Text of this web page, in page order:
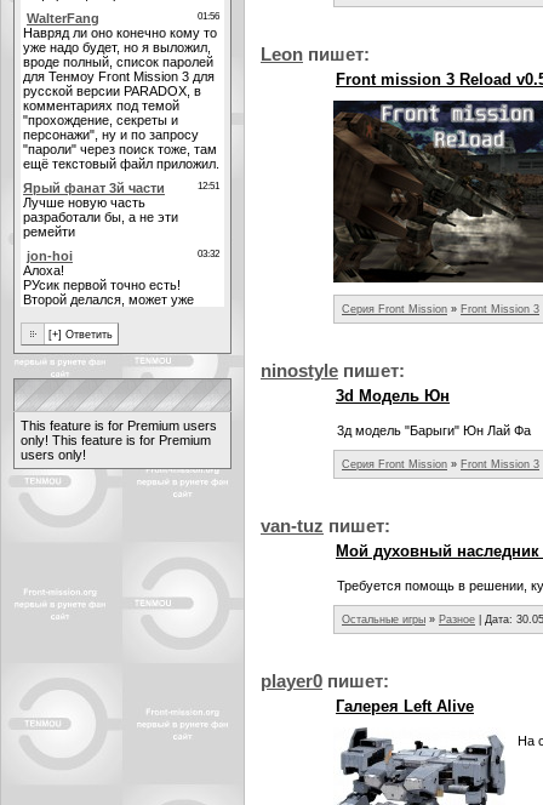
This feature is for Premium users
only! This feature is for Premium
users only!
Leon пишет:
Front mission 3 Reload
Серия Front Mission » Front Mission 3
ninostyle пишет:
3d Модель Юн
3д модель "Барыги" Юн Лай Фа
Серия Front Mission » Front Mission 3
van-tuz пишет:
Мой духовный
Требуется помощь в решении,
Остальные игры » Разное | Дата:
player0 пишет:
Галерея Left Alive
На